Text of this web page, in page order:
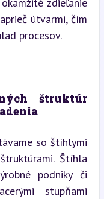
útvarmi, čím
procesov.
štruktúr
so štíhlymi
Štíhla
podniky či
stupňami